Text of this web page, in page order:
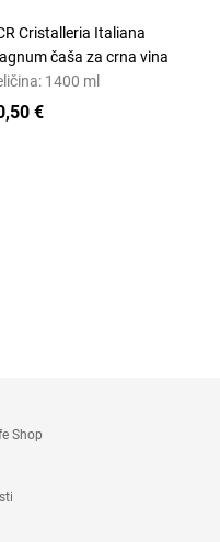
Cristalleria Italiana
čaša za crna vina
1400 ml
€
Shop